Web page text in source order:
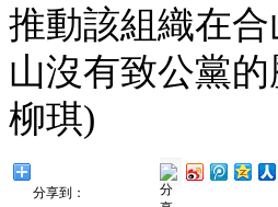
推動該組織在
山沒有致公黨
柳琪)
分享到：